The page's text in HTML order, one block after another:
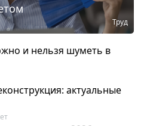
Труд
и нельзя шуметь в
актуальные